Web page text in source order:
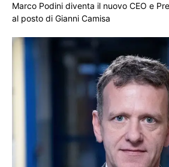
Marco Podini diventa il nuovo CEO e
al posto di Gianni Camisa